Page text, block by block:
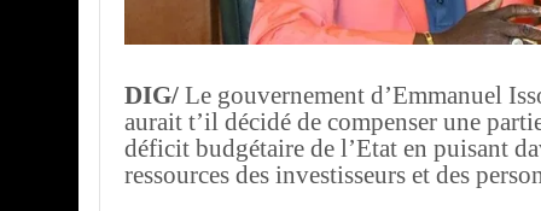
DIG/ Le gouvernement d’Emmanuel
aurait t’il décidé de compenser une
déficit budgétaire de l’Etat en puisant
ressources des investisseurs et des